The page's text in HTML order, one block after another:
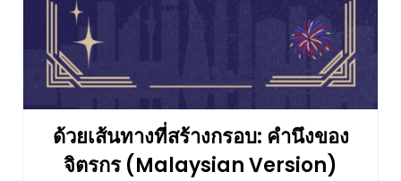
ด้วยเส้นทางที่สร้างกรอบ: คำนึงของ
จิตรกร (Malaysian Version)